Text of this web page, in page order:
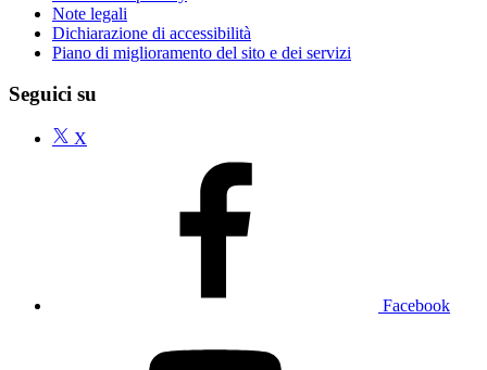
Note legali
Dichiarazione di accessibilità
Piano di miglioramento del sito e dei servizi
Seguici su
X
Facebook